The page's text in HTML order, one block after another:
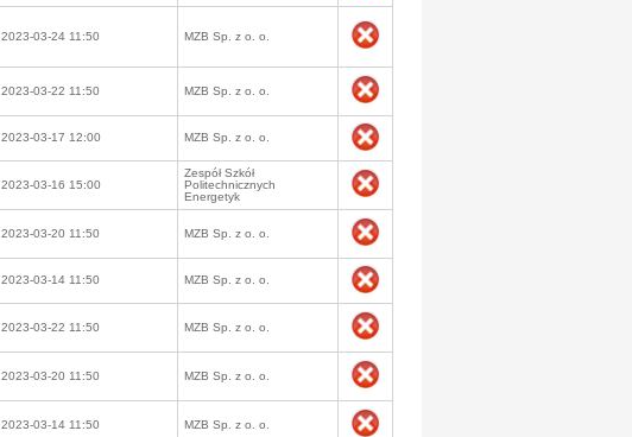
2023-03-24 11:50 MZB Sp. z o. o.
2023-03-22 11:50 MZB Sp. z o. o.
2023-03-17 12:00 MZB Sp. z o. o.
2023-03-16 15:00
Zespół Szkół
Politechnicznych
Energetyk
2023-03-20 11:50 MZB Sp. z o. o.
2023-03-14 11:50 MZB Sp. z o. o.
2023-03-22 11:50 MZB Sp. z o. o.
2023-03-20 11:50 MZB Sp. z o. o.
2023-03-14 11:50 MZB Sp. z o. o.